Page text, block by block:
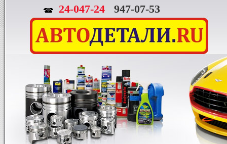
24-047-24 947-07-53